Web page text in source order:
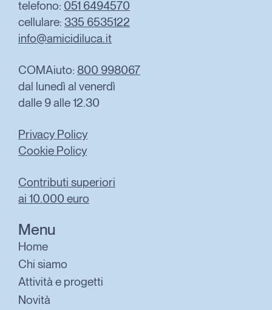
telefono: 051 6494570
cellulare: 335 6535122
info@amicidiluca.it
COMAiuto: 800 998067
dal lunedì al venerdì
dalle 9 alle 12.30
Privacy Policy
Cookie Policy
Contributi superiori
ai 10.000 euro
Menu
Home
Chi siamo
Attività e progetti
Novità